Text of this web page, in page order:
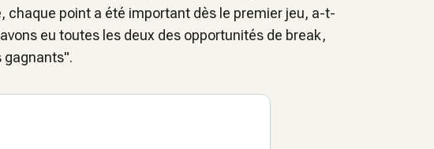
chaque point a été important dès le premier jeu, a-t-
eu toutes les deux des opportunités de break,
gagnants".